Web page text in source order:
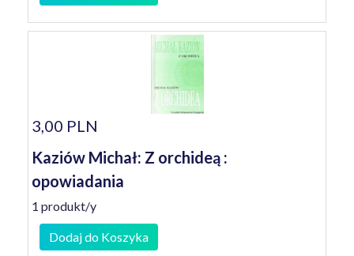
3,00 PLN
Kaziów Michał: Z orchideą :
opowiadania
1 produkt/y
Dodaj do Koszyka